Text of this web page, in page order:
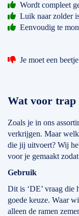
Wordt compleet
Luik naar zolder
Eenvoudig te
Je moet een
Wat voor trap
Zoals je in ons
verkrijgen. Maar
die jij uitvoert? Wij
voor je gemaakt
Gebruik
Dit is ‘DE’ vraag die
goede keuze. Waar
alleen de ramen